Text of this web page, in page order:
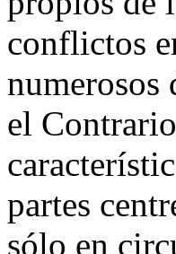
conflictos
numerosos
el
partes
sólo en